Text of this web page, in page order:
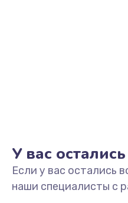
У вас
Если у вас остались
наши специалисты с